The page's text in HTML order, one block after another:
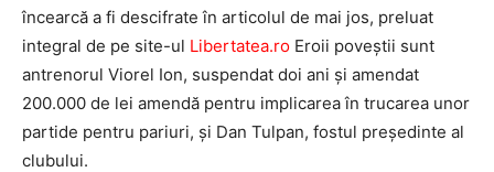
încearcă a fi descifrate în articolul de mai jos, preluat
integral de pe site-ul Libertatea.ro Eroii poveștii sunt
antrenorul Viorel Ion, suspendat doi ani și amendat
200.000 de lei amendă pentru implicarea în trucarea unor
partide pentru pariuri, și Dan Tulpan, fostul președinte al
clubului.